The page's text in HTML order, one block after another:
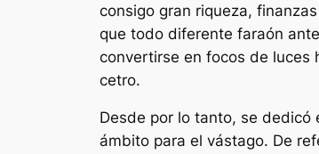
consigo gran riqueza,
que todo diferente faraón
convertirse en focos de luces
cetro.
Desde por lo tanto, se dedicó
ámbito para el vástago. De